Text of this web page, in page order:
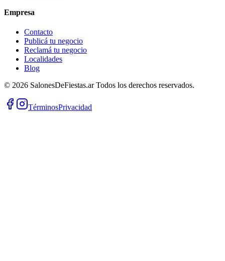
Empresa
Contacto
Publicá tu negocio
Reclamá tu negocio
Localidades
Blog
© 2026 SalonesDeFiestas.arTodos los derechos reservados.
TérminosPrivacidad